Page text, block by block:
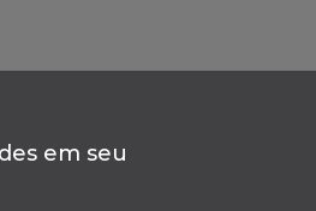
em seu